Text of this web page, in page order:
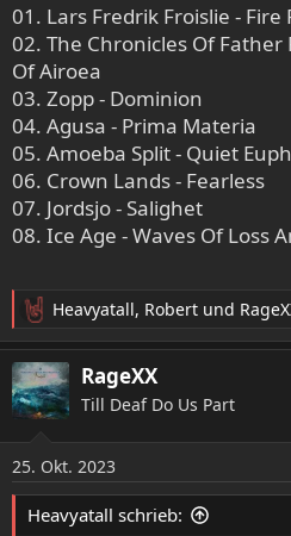
01. Lars Fredrik Froislie -
02. The Chronicles Of Father
Of Airoea
03. Zopp - Dominion
04. Agusa - Prima Materia
05. Amoeba Split - Quiet
06. Crown Lands - Fearless
07. Jordsjo - Salighet
08. Ice Age - Waves Of Loss
R
e
a
k
t
n
e
n
Heavyatall, Robert und
RageXX
Till Deaf Do Us Part
25. Okt. 2023
Heavyatall schrieb: